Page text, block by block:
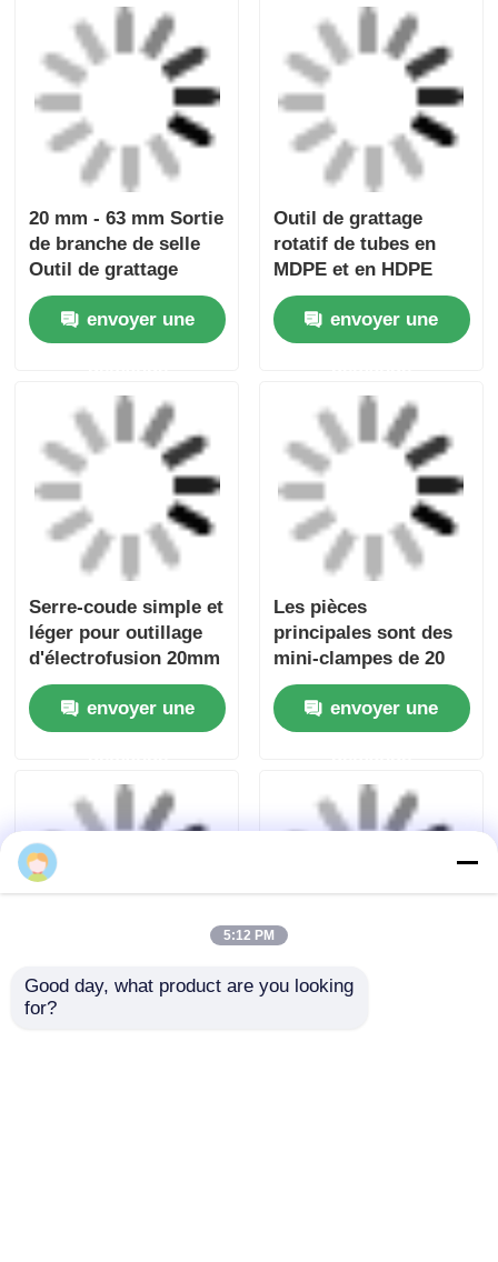
Serre-coude simple et
léger pour outillage
d'électrofusion 20mm
- 32mm
envoyer une
demande
Les pièces
principales sont des
mini-clampes de 20
mm à 63 mm pour les
tuyaux HDPE.
envoyer une
demande
Outils de grattage
rotatifs à
électrofusion 20 mm -
63 mm
envoyer une
demande
Uniprep 1 Outil rotatif
de raclage Outillage
d'électrofusion Acier
inoxydable
Aluminiumenvoyer une
demande
Aperçu Au sujet de nous
Contactez-nous
Desktop Site
Politique en matière de protection de la vie privée
Qualitémachine de soudage par fusion à bout
5:12 PM
Good day, what product are you looking
for?